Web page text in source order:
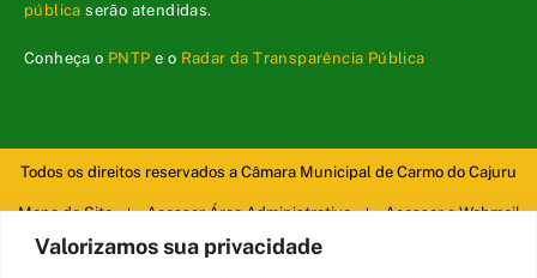
Valorizamos sua privacidade
pública serão atendidas.
Conheça o PNTP e o Radar da Transparência Pública
Todos os direitos reservados a Câmara Municipal de Carmo do Cajuru
Mapa do Site Acessar Área Administrativa Acessar o Webmail